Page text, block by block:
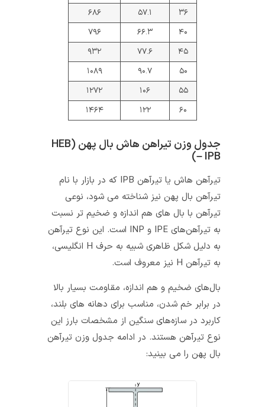
۵۷.۱
۶۸۶
۶۶.۳
۷۹۶
۷۷.۶
۹۳۲
۹۰.۷
۱۰۸۹
۱۰۶
۱۲۲ ۱۴۶۴
جدول وزن تیراهن هاش بال‌ پهن (HEB
تیرآهن هاش یا تیرآهن IPB که در بازار با نام
تیرآهن بال پهن نیز شناخته می‌ شود، نوعی
تیرآهن با بال‌ های هم‌ اندازه و ضخیم‌ تر نسبت
به تیرآهن‌های IPE و INP است. این نوع تیرآهن
به دلیل شکل ظاهری شبیه به حرف H انگلیسی،
بال‌های ضخیم و هم‌ اندازه، مقاومت بسیار بالا
در برابر خم شدن، مناسب برای دهانه‌ های بلند،
کاربرد در سازه‌های سنگین از مشخصات بارز این
نوع تیرآهن هستند. در ادامه جدول وزن تیرآهن
بال پهن را می بینید: